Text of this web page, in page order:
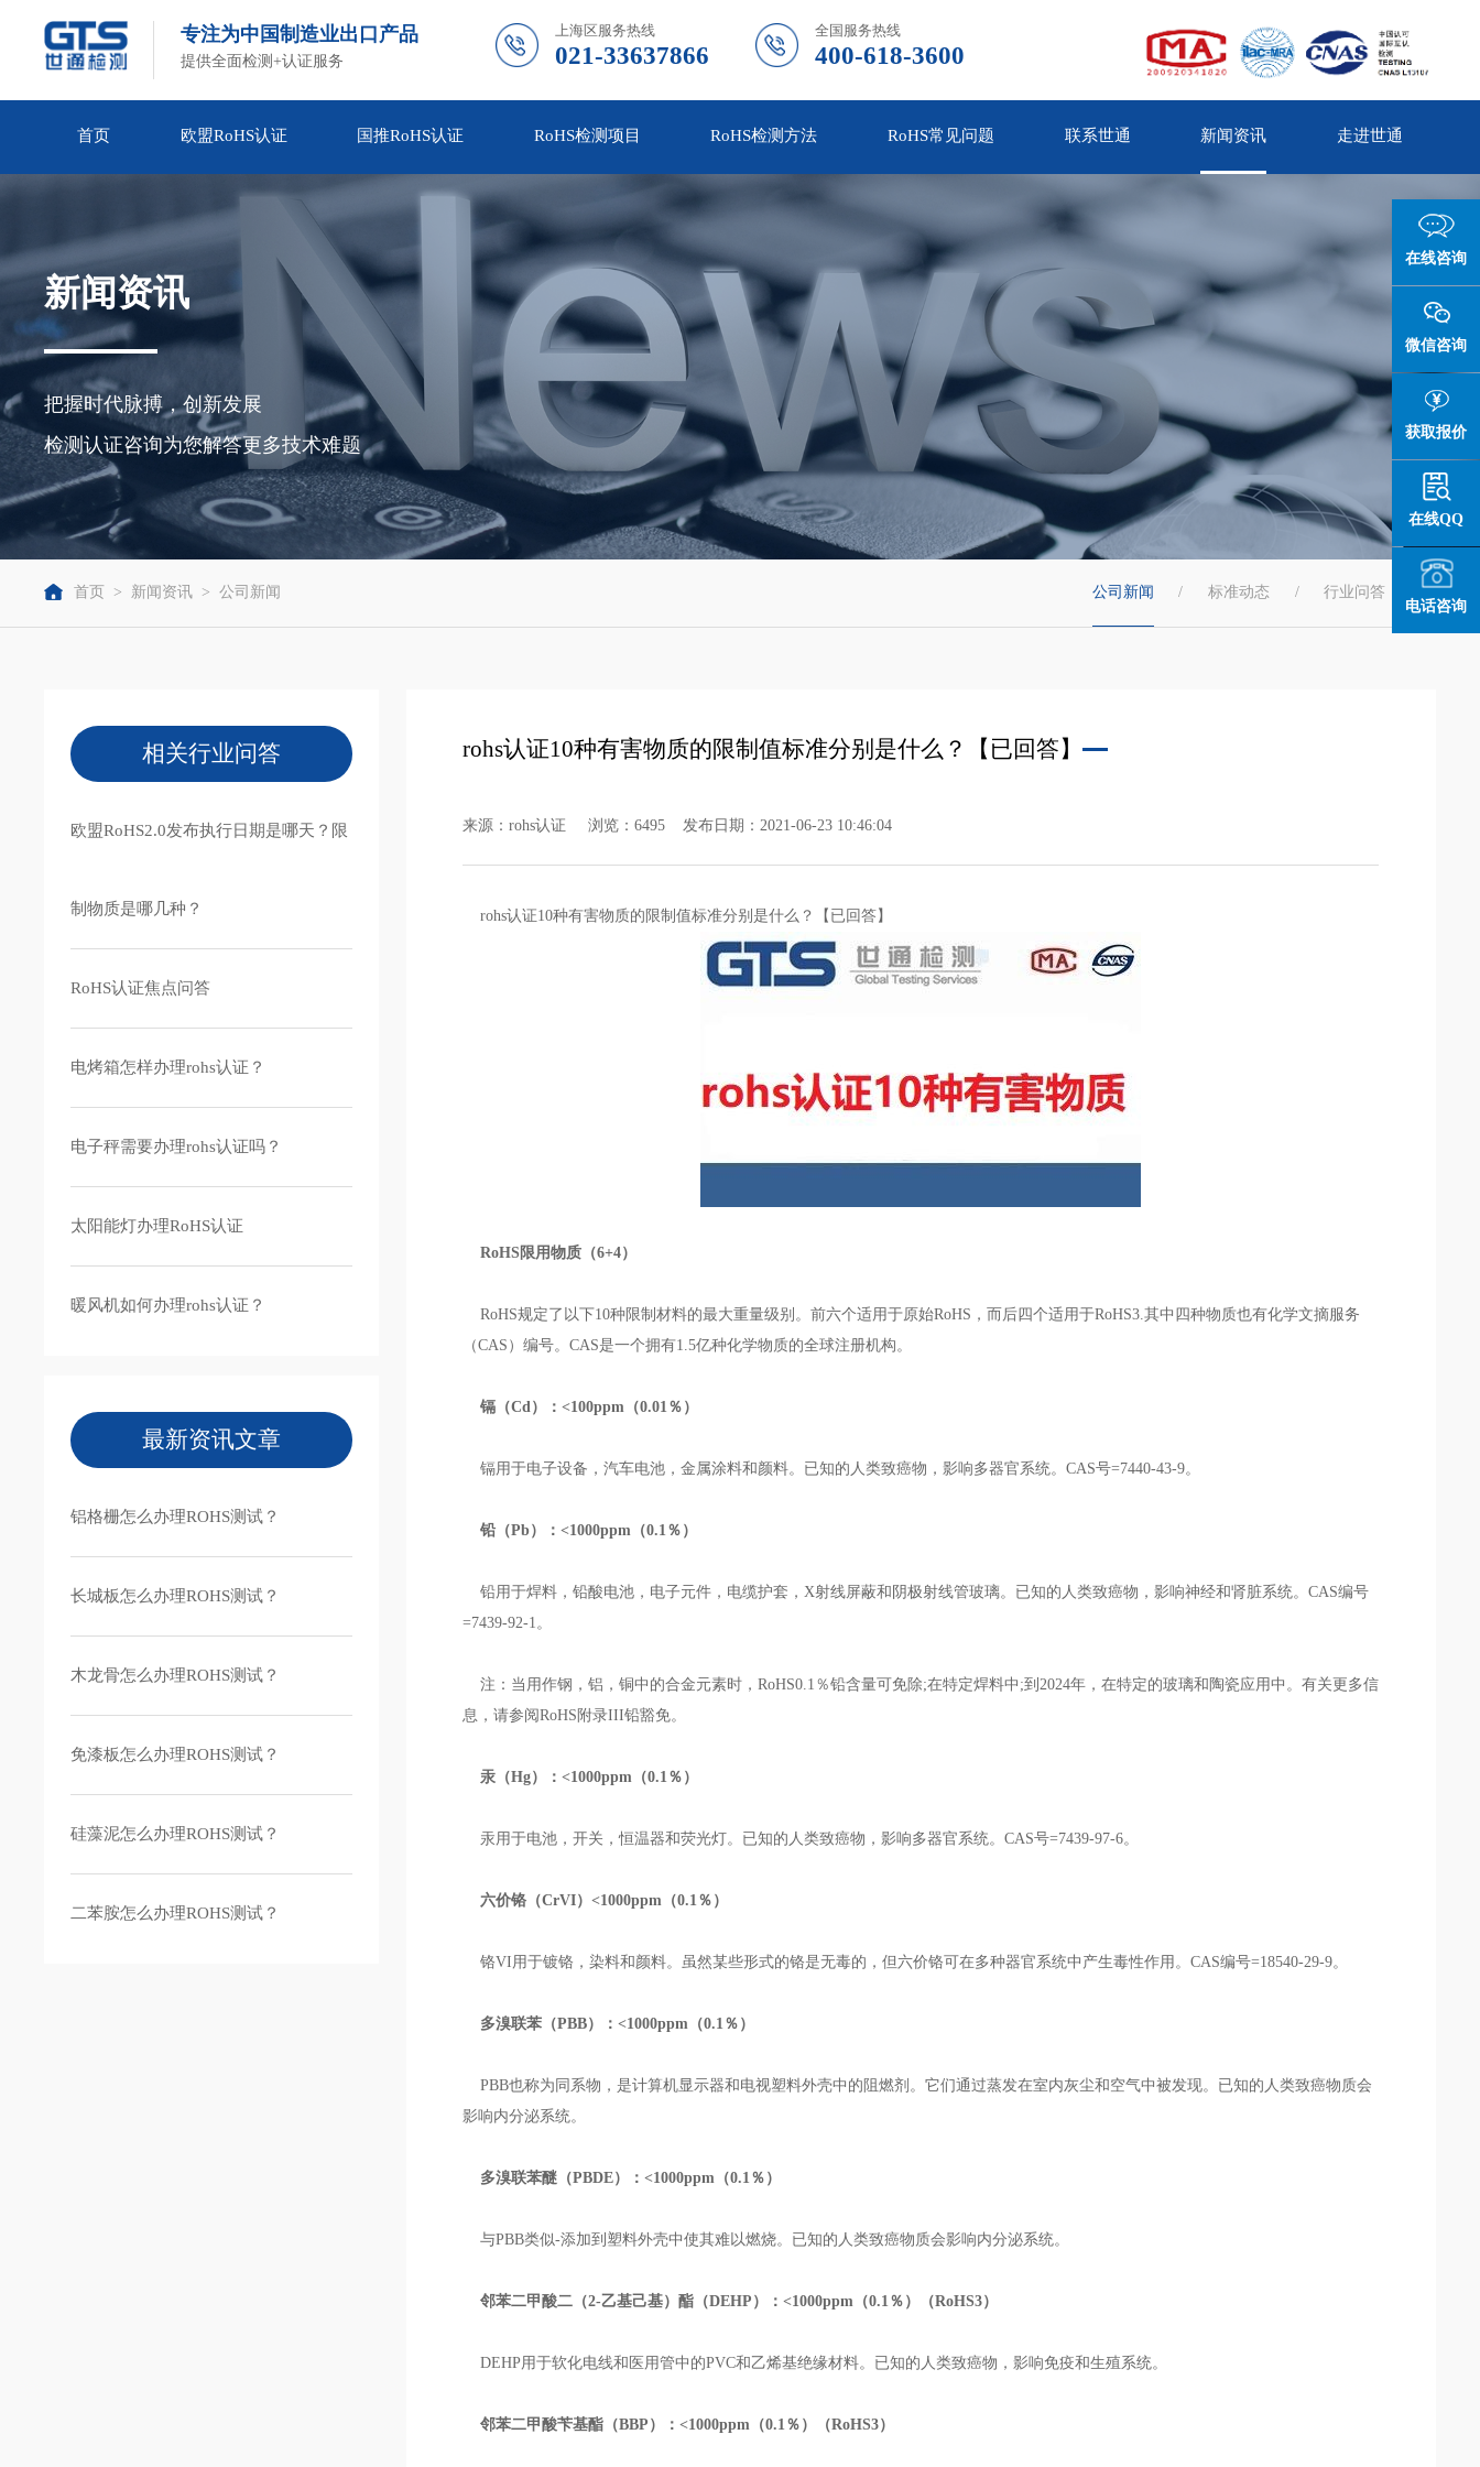
专注为中国制造业出口产品
提供全面检测+认证服务
上海区服务热线
021-33637866
全国服务热线
400-618-3600
首页 欧盟RoHS认证 国推RoHS认证 RoHS检测项目 RoHS检测方法 RoHS常见问题 联系世通 新闻资讯 走进世通
新闻资讯
把握时代脉搏，创新发展
检测认证咨询为您解答更多技术难题
首页 > 新闻资讯 > 公司新闻 公司新闻 / 标准动态 / 行业问答
相关行业问答
欧盟RoHS2.0发布执行日期是哪天？限
制物质是哪几种？
RoHS认证焦点问答
电烤箱怎样办理rohs认证？
电子秤需要办理rohs认证吗？
太阳能灯办理RoHS认证
暖风机如何办理rohs认证？
最新资讯文章
铝格栅怎么办理ROHS测试？
长城板怎么办理ROHS测试？
木龙骨怎么办理ROHS测试？
免漆板怎么办理ROHS测试？
硅藻泥怎么办理ROHS测试？
二苯胺怎么办理ROHS测试？
rohs认证10种有害物质的限制值标准分别是什么？【已回答】
来源：rohs认证 浏览：6495 发布日期：2021-06-23 10:46:04
rohs认证10种有害物质的限制值标准分别是什么？【已回答】
RoHS限用物质（6+4）
RoHS规定了以下10种限制材料的最大重量级别。前六个适用于原始RoHS，而后四个适用于RoHS3.其中四种物质也有化学文摘服务
（CAS）编号。CAS是一个拥有1.5亿种化学物质的全球注册机构。
镉（Cd）：<100ppm（0.01％）
镉用于电子设备，汽车电池，金属涂料和颜料。已知的人类致癌物，影响多器官系统。CAS号=7440-43-9。
铅（Pb）：<1000ppm（0.1％）
铅用于焊料，铅酸电池，电子元件，电缆护套，X射线屏蔽和阴极射线管玻璃。已知的人类致癌物，影响神经和肾脏系统。CAS编号
=7439-92-1。
注：当用作钢，铝，铜中的合金元素时，RoHS0.1％铅含量可免除;在特定焊料中;到2024年，在特定的玻璃和陶瓷应用中。有关更多信
息，请参阅RoHS附录III铅豁免。
汞（Hg）：<1000ppm（0.1％）
汞用于电池，开关，恒温器和荧光灯。已知的人类致癌物，影响多器官系统。CAS号=7439-97-6。
六价铬（CrVI）<1000ppm（0.1％）
铬VI用于镀铬，染料和颜料。虽然某些形式的铬是无毒的，但六价铬可在多种器官系统中产生毒性作用。CAS编号=18540-29-9。
多溴联苯（PBB）：<1000ppm（0.1％）
PBB也称为同系物，是计算机显示器和电视塑料外壳中的阻燃剂。它们通过蒸发在室内灰尘和空气中被发现。已知的人类致癌物质会
影响内分泌系统。
多溴联苯醚（PBDE）：<1000ppm（0.1％）
与PBB类似-添加到塑料外壳中使其难以燃烧。已知的人类致癌物质会影响内分泌系统。
邻苯二甲酸二（2-乙基己基）酯（DEHP）：<1000ppm（0.1％）（RoHS3）
DEHP用于软化电线和医用管中的PVC和乙烯基绝缘材料。已知的人类致癌物，影响免疫和生殖系统。
邻苯二甲酸苄基酯（BBP）：<1000ppm（0.1％）（RoHS3）
在线咨询
微信咨询
获取报价
在线QQ
电话咨询